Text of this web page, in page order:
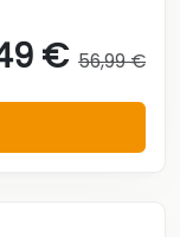
€ 56,99 €